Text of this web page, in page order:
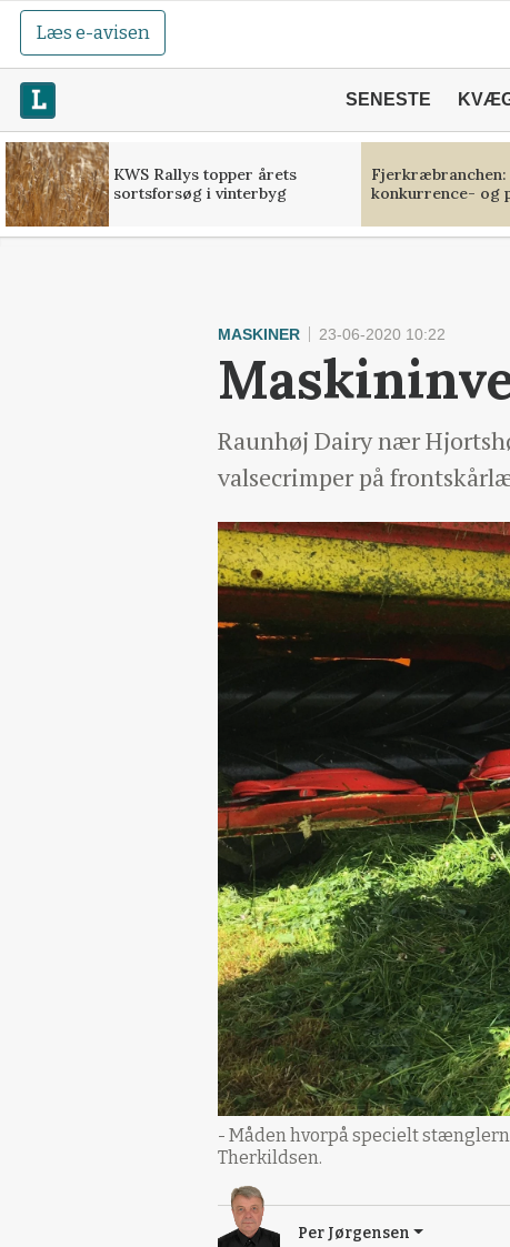
Læs e-avisen
SENESTE
KWS Rallys topper årets
sortsforsøg i vinterbyg
konkurrence- og
MASKINER 23-06-2020 10:22
Raunhøj Dairy nær
valsecrimper på
- Måden hvorpå specielt
Therkildsen.
Per Jørgensen